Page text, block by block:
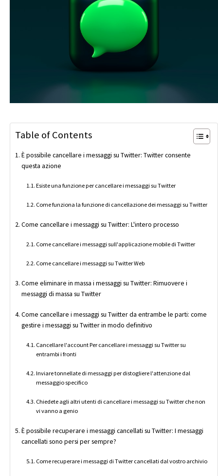
Table of Contents
È possibile cancellare i messaggi su Twitter: Twitter consente
questa azione
Esiste una funzione per cancellare i messaggi su Twitter
Come funziona la funzione di cancellazione dei messaggi su Twitter
Come cancellare i messaggi su Twitter: L'intero processo
Come cancellare i messaggi sull'applicazione mobile di Twitter
Come cancellare i messaggi su Twitter Web
Come eliminare in massa i messaggi su Twitter: Rimuovere i
messaggi di massa su Twitter
Come cancellare i messaggi su Twitter da entrambe le parti: come
gestire i messaggi su Twitter in modo definitivo
Cancellare l'account Per cancellare i messaggi su Twitter su
entrambi i fronti
Inviare tonnellate di messaggi per distogliere l'attenzione dal
messaggio specifico
Chiedete agli altri utenti di cancellare i messaggi su Twitter che non
vi vanno a genio
È possibile recuperare i messaggi cancellati su Twitter: I messaggi
cancellati sono persi per sempre?
Come recuperare i messaggi di Twitter cancellati dal vostro archivio